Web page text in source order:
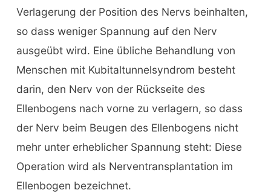
Verlagerung der Position des Nervs beinhalten,
so dass weniger Spannung auf den Nerv
ausgeübt wird. Eine übliche Behandlung von
Menschen mit Kubitaltunnelsyndrom besteht
darin, den Nerv von der Rückseite des
Ellenbogens nach vorne zu verlagern, so dass
der Nerv beim Beugen des Ellenbogens nicht
mehr unter erheblicher Spannung steht: Diese
Operation wird als Nerventransplantation im
Ellenbogen bezeichnet.